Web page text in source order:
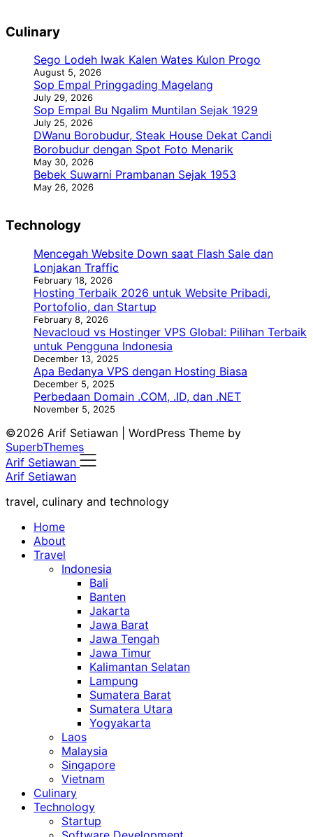
Culinary
Sego Lodeh Iwak Kalen Wates Kulon Progo
August 5, 2026
Sop Empal Pringgading Magelang
July 29, 2026
Sop Empal Bu Ngalim Muntilan Sejak 1929
July 25, 2026
DWanu Borobudur, Steak House Dekat Candi
Borobudur dengan Spot Foto Menarik
May 30, 2026
Bebek Suwarni Prambanan Sejak 1953
May 26, 2026
Technology
Mencegah Website Down saat Flash Sale dan
Lonjakan Traffic
February 18, 2026
Hosting Terbaik 2026 untuk Website Pribadi,
Portofolio, dan Startup
February 8, 2026
Nevacloud vs Hostinger VPS Global: Pilihan Terbaik
untuk Pengguna Indonesia
December 13, 2025
Apa Bedanya VPS dengan Hosting Biasa
December 5, 2025
Perbedaan Domain .COM, .ID, dan .NET
November 5, 2025
©2026 Arif Setiawan
| WordPress Theme by
SuperbThemes
Arif Setiawan
Arif Setiawan
travel, culinary and technology
Home
About
Travel
Indonesia
Bali
Banten
Jakarta
Jawa Barat
Jawa Tengah
Jawa Timur
Kalimantan Selatan
Lampung
Sumatera Barat
Sumatera Utara
Yogyakarta
Laos
Malaysia
Singapore
Vietnam
Culinary
Technology
Startup